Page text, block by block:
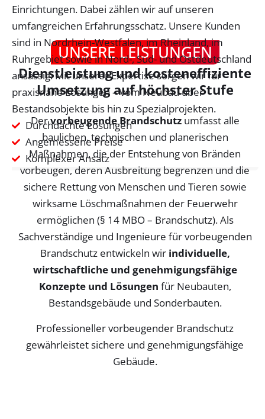
Einrichtungen. Dabei zählen wir auf unseren
umfangreichen Erfahrungsschatz. Unsere Kunden
sind in Nordrhein-Westfalen, im Rheinland, im
Ruhrgebiet sowie in Nord-, Süd- und Ostdeutschland
ansässig. Mit unserer Expertise sorgen wir für
praxisnahe Lösungen – vom Neubau über
Bestandsobjekte bis hin zu Spezialprojekten.
Durchdachte Lösungen
Angemessene Preise
Komplexer Ansatz
UNSERE LEISTUNGEN
Dienstleistung und kosteneffiziente
Umsetzung auf höchster Stufe
Dervorbeugende Brandschutzumfasst alle
baulichen, technischen und planerischen
Maßnahmen, die der Entstehung von Bränden
vorbeugen, deren Ausbreitung begrenzen und die
sichere Rettung von Menschen und Tieren sowie
wirksame Löschmaßnahmen der Feuerwehr
ermöglichen (§ 14 MBO – Brandschutz). Als
Sachverständige und Ingenieure für vorbeugenden
Brandschutz entwickeln wir individuelle,
wirtschaftliche und genehmigungsfähige
Konzepte und Lösungen für Neubauten,
Bestandsgebäude und Sonderbauten.
Professioneller vorbeugender Brandschutz
gewährleistet sichere und genehmigungsfähige
Gebäude.